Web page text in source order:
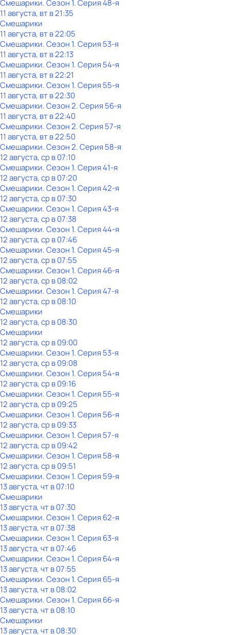
Смешарики. Сезон 1. Серия 48-я
11 августа, вт в 21:35
Смешарики
11 августа, вт в 22:05
Смешарики. Сезон 1. Серия 53-я
11 августа, вт в 22:13
Смешарики. Сезон 1. Серия 54-я
11 августа, вт в 22:21
Смешарики. Сезон 1. Серия 55-я
11 августа, вт в 22:30
Смешарики. Сезон 2. Серия 56-я
11 августа, вт в 22:40
Смешарики. Сезон 2. Серия 57-я
11 августа, вт в 22:50
Смешарики. Сезон 2. Серия 58-я
12 августа, ср в 07:10
Смешарики. Сезон 1. Серия 41-я
12 августа, ср в 07:20
Смешарики. Сезон 1. Серия 42-я
12 августа, ср в 07:30
Смешарики. Сезон 1. Серия 43-я
12 августа, ср в 07:38
Смешарики. Сезон 1. Серия 44-я
12 августа, ср в 07:46
Смешарики. Сезон 1. Серия 45-я
12 августа, ср в 07:55
Смешарики. Сезон 1. Серия 46-я
12 августа, ср в 08:02
Смешарики. Сезон 1. Серия 47-я
12 августа, ср в 08:10
Смешарики
12 августа, ср в 08:30
Смешарики
12 августа, ср в 09:00
Смешарики. Сезон 1. Серия 53-я
12 августа, ср в 09:08
Смешарики. Сезон 1. Серия 54-я
12 августа, ср в 09:16
Смешарики. Сезон 1. Серия 55-я
12 августа, ср в 09:25
Смешарики. Сезон 1. Серия 56-я
12 августа, ср в 09:33
Смешарики. Сезон 1. Серия 57-я
12 августа, ср в 09:42
Смешарики. Сезон 1. Серия 58-я
12 августа, ср в 09:51
Смешарики. Сезон 1. Серия 59-я
13 августа, чт в 07:10
Смешарики
13 августа, чт в 07:30
Смешарики. Сезон 1. Серия 62-я
13 августа, чт в 07:38
Смешарики. Сезон 1. Серия 63-я
13 августа, чт в 07:46
Смешарики. Сезон 1. Серия 64-я
13 августа, чт в 07:55
Смешарики. Сезон 1. Серия 65-я
13 августа, чт в 08:02
Смешарики. Сезон 1. Серия 66-я
13 августа, чт в 08:10
Смешарики
13 августа, чт в 08:30